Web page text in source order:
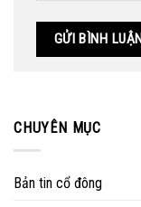
CHUYÊN MỤC
Bản tin cổ đông